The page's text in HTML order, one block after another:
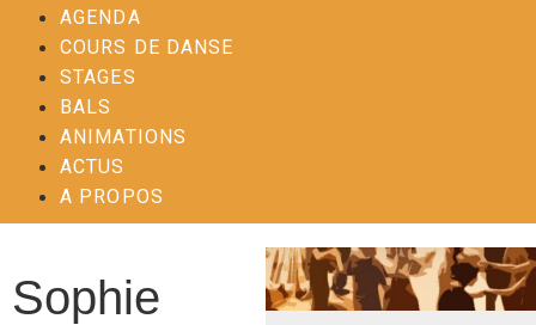
AGENDA
COURS DE DANSE
STAGES
BALS
ANIMATIONS
ACTUS
A PROPOS
Sophie